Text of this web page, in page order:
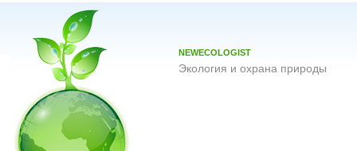
NEWECOLOGIST
Экология и охрана природы